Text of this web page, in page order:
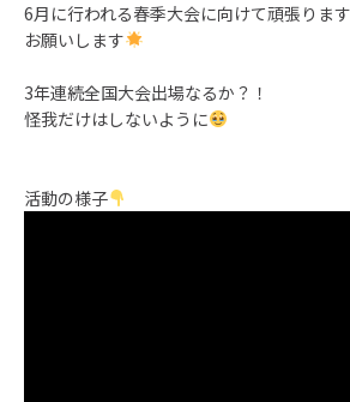
6月に行われる春季大会に向けて頑張りま
お願いします
3年連続全国大会出場なるか？！
怪我だけはしないように
活動の様子